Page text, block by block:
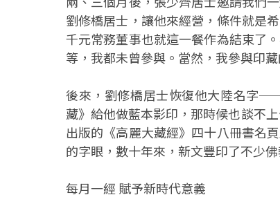
劉修橋居士，讓他來經營，條件就是
千元常務董事也就這一餐作為結束了
等，我都未曾參與。當然，我參與印
後來，劉修橋居士恢復他大陸名字
藏》給他做藍本影印，那時候也談不
出版的《高麗大藏經》四十八冊書名
的字眼，數十年來，新文豐印了不少
每月一經 賦予新時代意義